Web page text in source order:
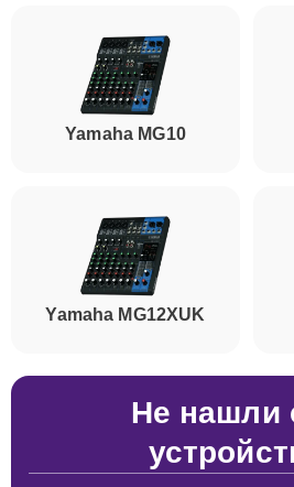
Yamaha MG10
Yamaha MG12XUK
Не нашли